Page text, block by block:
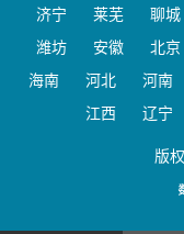
济宁
莱芜 聊城
潍坊
安徽 北京
海南
河北 河南
江西
辽宁
版